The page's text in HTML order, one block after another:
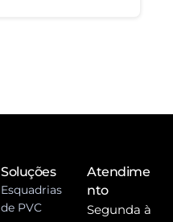
Soluções
Esquadrias
de PVC
Atendime
nto
Segunda à